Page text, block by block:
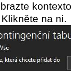
Klikněte na ni.